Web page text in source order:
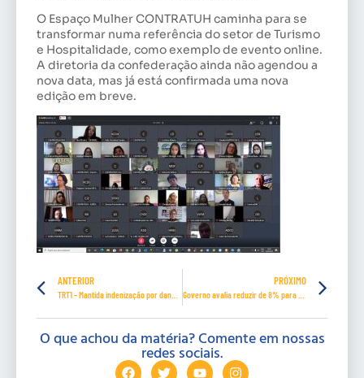
O Espaço Mulher CONTRATUH caminha para se
transformar numa referência do setor de Turismo
e Hospitalidade, como exemplo de evento online.
A diretoria da confederação ainda não agendou a
nova data, mas já está confirmada uma nova
edição em breve.
ANTERIOR PRÓXIMO
O que achou da matéria? Comente em nossas
redes sociais.